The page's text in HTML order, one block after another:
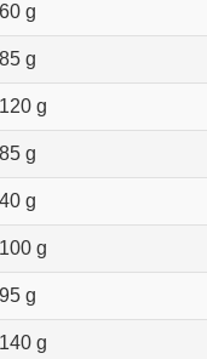
60 g
85 g
120 g
85 g
40 g
100 g
95 g
140 g